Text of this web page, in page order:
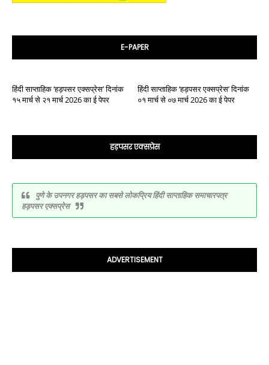
E-PAPER
हिंदी साप्ताहिक ‘हड़पसर एक्सप्रेस’ दिनांक
१५ मार्च से २१ मार्च 2026 का ई पेपर
हिंदी साप्ताहिक ‘हड़पसर एक्सप्रेस’ दिनांक
०१ मार्च से ०७ मार्च 2026 का ई पेपर
हड़पसर एक्सप्रेस
पुणे के उपनगर हड़पसर का सबसे लोकप्रिय हिंदी साप्ताहिक समाचारपत्र
हड़पसर एक्सप्रेस
ADVERTISEMENT